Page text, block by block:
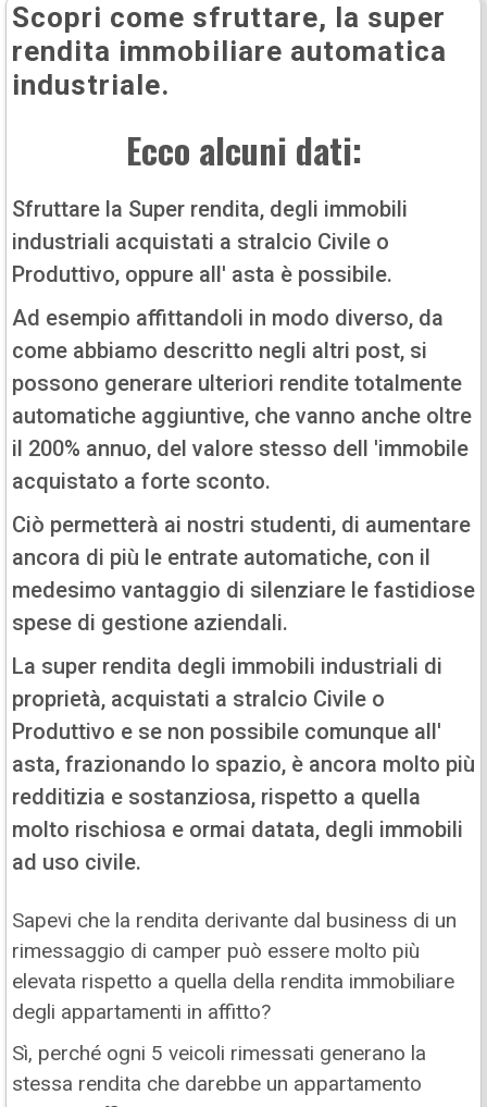
Scopri come sfruttare, la super
rendita immobiliare automatica
industriale.
Ecco alcuni dati:
Sfruttare la Super rendita, degli immobili
industriali acquistati a stralcio Civile o
Produttivo, oppure all' asta è possibile.
Ad esempio affittandoli in modo diverso, da
come abbiamo descritto negli altri post, si
possono generare ulteriori rendite totalmente
automatiche aggiuntive, che vanno anche oltre
il 200% annuo, del valore stesso dell 'immobile
acquistato a forte sconto.
Ciò permetterà ai nostri studenti, di aumentare
ancora di più le entrate automatiche, con il
medesimo vantaggio di silenziare le fastidiose
spese di gestione aziendali.
La super rendita degli immobili industriali di
proprietà, acquistati a stralcio Civile o
Produttivo e se non possibile comunque all'
asta, frazionando lo spazio, è ancora molto più
redditizia e sostanziosa, rispetto a quella
molto rischiosa e ormai datata, degli immobili
ad uso civile.
Sapevi che la rendita derivante dal business di un
rimessaggio di camper può essere molto più
elevata rispetto a quella della rendita immobiliare
degli appartamenti in affitto?
Sì, perché ogni 5 veicoli rimessati generano la
stessa rendita che darebbe un appartamento